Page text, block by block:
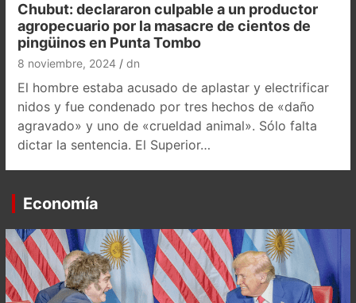
Chubut: declararon culpable a un productor
agropecuario por la masacre de cientos de
pingüinos en Punta Tombo
8 noviembre, 2024 dn
El hombre estaba acusado de aplastar y electrificar
nidos y fue condenado por tres hechos de «daño
agravado» y uno de «crueldad animal». Sólo falta
dictar la sentencia. El Superior…
Economía